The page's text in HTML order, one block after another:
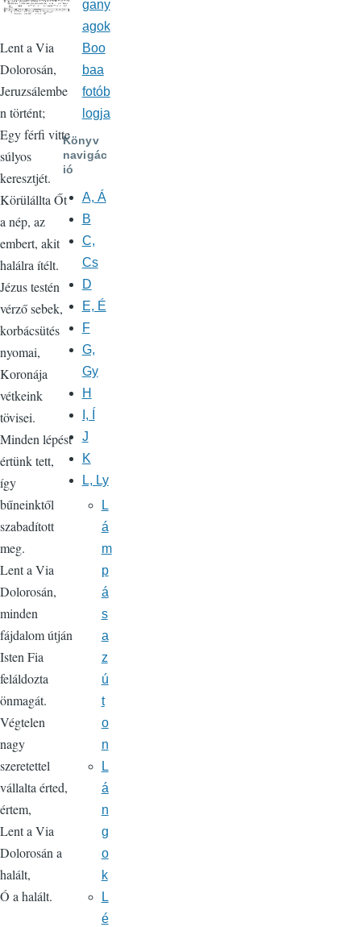
Lent a Via
Dolorosán,
Jeruzsálembe
n történt;
Egy férfi vitte
súlyos
keresztjét.
Körülállta Őt
a nép, az
embert, akit
halálra ítélt.
Jézus testén
vérző sebek,
korbácsütés
nyomai,
Koronája
vétkeink
tövisei.
Minden lépést
értünk tett,
így
bűneinktől
szabadított
meg.
Lent a Via
Dolorosán,
minden
fájdalom útján
Isten Fia
feláldozta
önmagát.
Végtelen
nagy
szeretettel
vállalta érted,
értem,
Lent a Via
Dolorosán a
halált,
Ó a halált.
gany
agok
Boo
baa
fotób
logja
Könyv
navigác
ió
A, Á
B
C,
Cs
D
E, É
F
G,
Gy
H
I, Í
J
K
L, Ly
L
á
m
p
á
s
a
z
ú
t
o
n
L
á
n
g
o
k
L
é